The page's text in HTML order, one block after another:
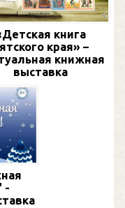
книга
края» –
книжная
выставка
-